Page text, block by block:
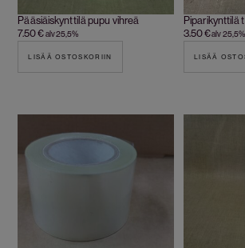
Pääsiäiskynttilä pupu vihreä
7.50€alv 25,5%
LISÄÄ OSTOSKORIIN
Piparikynttilä
3.50€alv 25,5%
LISÄÄ